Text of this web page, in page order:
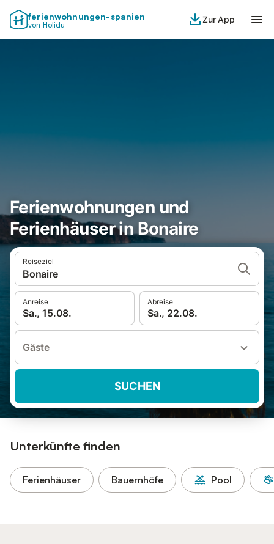
ferienwohnungen-spanien
von Holidu
Zur App
Ferienwohnungen und
Ferienhäuser in Bonaire
Reiseziel
Bonaire
Anreise
Sa., 15.08.
Abreise
Sa., 22.08.
Gäste
SUCHEN
Unterkünfte finden
Ferienhäuser Bauernhöfe Pool